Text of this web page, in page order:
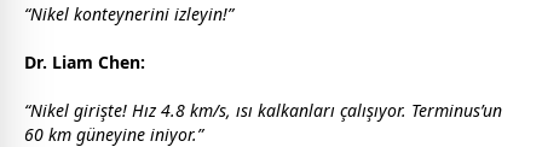
“Nikel konteynerini izleyin!”
Dr. Liam Chen:
“Nikel girişte! Hız 4.8 km/s, ısı kalkanları çalışıyor. Terminus’un
60 km güneyine iniyor.”